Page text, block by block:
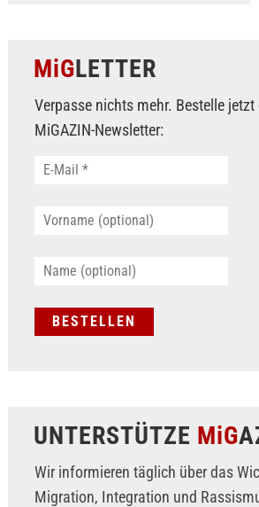
MiGLETTER
Verpasse nichts mehr. Bestelle
MiGAZIN-Newsletter:
UNTERSTÜTZE MiG
Wir informieren täglich über das
Migration, Integration und